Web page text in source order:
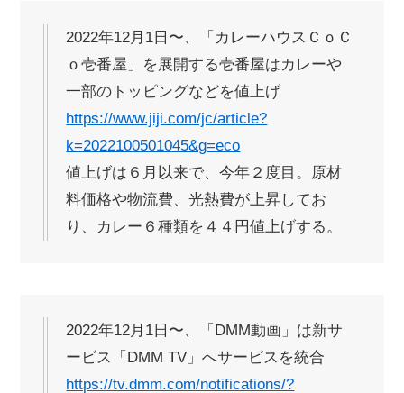
2022年12月1日〜、「カレーハウスＣｏＣ
ｏ壱番屋」を展開する壱番屋はカレーや
一部のトッピングなどを値上げ
https://www.jiji.com/jc/article?
k=2022100501045&g=eco
値上げは６月以来で、今年２度目。原材
料価格や物流費、光熱費が上昇してお
り、カレー６種類を４４円値上げする。
2022年12月1日〜、「DMM動画」は新サ
ービス「DMM TV」へサービスを統合
https://tv.dmm.com/notifications/?